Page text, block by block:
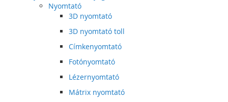
Nyomtató
3D nyomtató
3D nyomtató toll
Címkenyomtató
Fotónyomtató
Lézernyomtató
Mátrix nyomtató